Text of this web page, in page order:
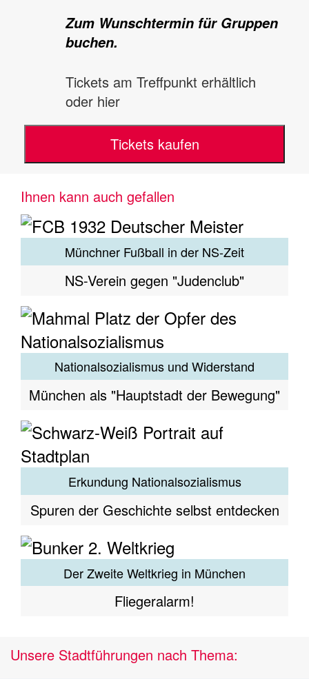
Zum Wunschtermin für Gruppen
buchen.
Tickets am Treffpunkt erhältlich
oder hier
Tickets kaufen
Ihnen kann auch gefallen
Münchner Fußball in der NS-Zeit
NS-Verein gegen "Judenclub"
Nationalsozialismus und Widerstand
München als "Hauptstadt der Bewegung"
Erkundung Nationalsozialismus
Spuren der Geschichte selbst entdecken
Der Zweite Weltkrieg in München
Fliegeralarm!
Unsere Stadtführungen nach Thema: